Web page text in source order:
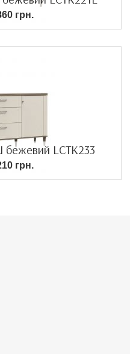
грн.
LCTK233
грн.